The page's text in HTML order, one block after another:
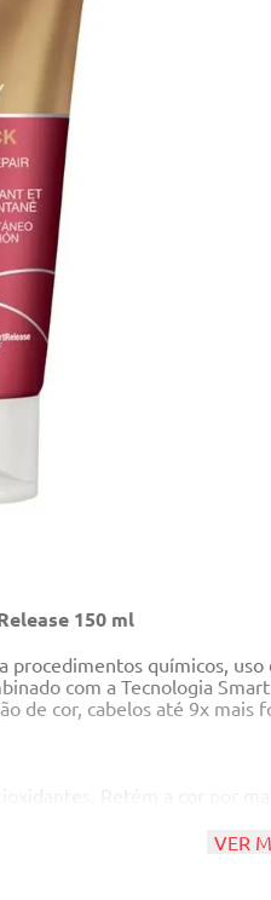
150 ml
procedimentos químicos,
com a Tecnologia
de cor, cabelos até 9x
dos danos ambientais e do
VER